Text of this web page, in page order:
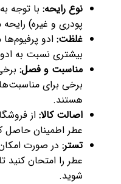
نوع رایحه: با توجه
پودری و غیره) رایحه
غلظت:ادو
بیشتری نسبت به
مناسبت و فصل:
برخی برای
هستند.
اصالت کالا: از
عطر اطمینان حاصل
تستر: در صورت
عطر را امتحان کنید
شوید.